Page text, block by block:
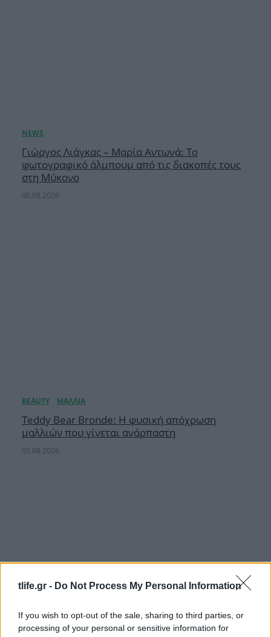
tlife.gr - Do Not Process My Personal Information
If you wish to opt-out of the sale, sharing to third parties, or
processing of your personal or sensitive information for
Γιώργος Λιάγκας – Μαρία Αντωνά: Το
φωτογραφικό άλμπουμ από τις διακοπές τους
στη Μύκονο
06.08.2026
Teddy Bear Bronde: Η φυσική απόχρωση
μαλλιών που γίνεται ανάρπαστη
05.08.2026